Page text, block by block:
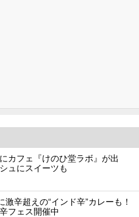
カフェ『けのひ堂ラボ』が出
ュにスイーツも
辛超えの“インド辛”カレーも！
フェス開催中